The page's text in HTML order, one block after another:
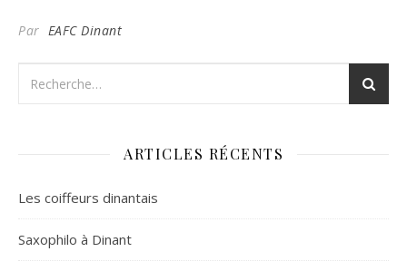
Par EAFC Dinant
ARTICLES RÉCENTS
Les coiffeurs dinantais
Saxophilo à Dinant